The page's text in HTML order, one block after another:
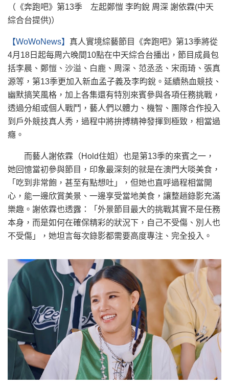
（《奔跑吧》第13季 左起鄭愷 李昀銳 周深 謝依霖(中天
綜合台提供)）
【WoWoNews】 真人實境綜藝節目《奔跑吧》第13季將從
4月18日起每周六晚間10點在中天綜合台播出，節目成員包
括李晨、鄭愷、沙溢、白鹿、周深、范丞丞、宋雨琦、張真
源等，第13季更加入新血孟子義及李昀銳。延續熱血競技、
幽默搞笑風格，加上各集還有特別來賓參與各項任務挑戰，
透過分組或個人戰鬥，藝人們以體力、機智、團隊合作投入
到戶外競技真人秀，過程中將拚搏精神發揮到極致，相當過
癮。
而藝人謝依霖（Hold住姐）也是第13季的來賓之一，
她回憶當初參與節目，印象最深刻的就是在澳門大啖美食，
「吃到非常飽，甚至有點想吐」，但她也直呼過程相當開
心，能一邊欣賞美景、一邊享受當地美食，讓整趟錄影充滿
樂趣。謝依霖也透露：「外景節目最大的挑戰其實不是任務
本身，而是如何在確保精彩的狀況下，自己不受傷、別人也
不受傷」，她坦言每次錄影都需要高度專注、完全投入。